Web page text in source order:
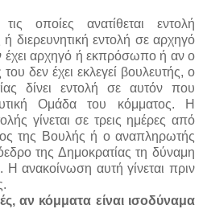
οποίες ανατίθεται εντολή
διερευνητική εντολή σε αρχηγό
έχει αρχηγό ή εκπρόσωπο ή αν ο
δεν έχει εκλεγεί βουλευτής, ο
δίνει εντολή σε αυτόν που
Ομάδα του κόμματος. Η
γίνεται σε τρεις ημέρες από
της Βουλής ή ο αναπληρωτής
της Δημοκρατίας τη δύναμη
ανακοίνωση αυτή γίνεται πριν
αν κόμματα είναι ισοδύναμα